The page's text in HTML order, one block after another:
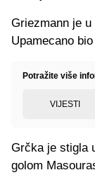
Griezmann je
Upamecano
Potražite više
VIJESTI
Grčka je stigla
golom